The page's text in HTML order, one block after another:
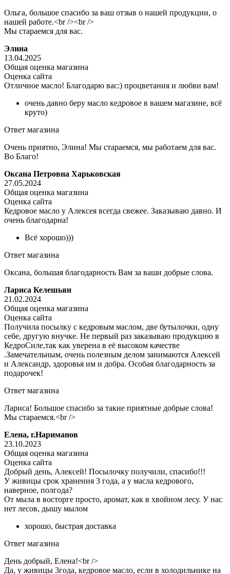
Ольга, большое спасибо за ваш отзыв о нашей продукции, о
нашей работе.<br /><br />
Мы стараемся для вас.
Элина
13.04.2025
Общая оценка магазина
Оценка сайта
Отличное масло! Благодарю вас:) процветания и любви вам!
очень давно беру масло кедровое в вашем магазине, всё
круто)
Ответ магазина
Очень приятно, Элина! Мы стараемся, мы работаем для вас.
Во Благо!
Оксана Петровна Харьковская
27.05.2024
Общая оценка магазина
Оценка сайта
Кедровое масло у Алексея всегда свежее. Заказываю давно. И
очень благодарна!
Всё хорошо)))
Ответ магазина
Оксана, большая благодарность Вам за ваши добрые слова.
Лариса Келешьян
21.02.2024
Общая оценка магазина
Оценка сайта
Получила посылку с кедровым маслом, две бутылочки, одну
себе, другую внучке. Не первый раз заказываю продукцию в
КедроСиле,так как уверена в её высоком качестве
.Замечательным, очень полезным делом занимаются Алексей
и Александр, здоровья им и добра. Особая благодарность за
подарочек!
Ответ магазина
Лариса! Большое спасибо за такие приятные добрые слова!
Мы стараемся.<br />
Елена, г.Нариманов
23.10.2023
Общая оценка магазина
Оценка сайта
Добрый день, Алексей! Посылочку получили, спасибо!!!
У живицы срок хранения 3 года, а у масла кедрового,
наверное, полгода?
От мыла в восторге просто, аромат, как в хвойном лесу. У нас
нет лесов, дышу мылом
хорошо, быстрая доставка
Ответ магазина
День добрый, Елена!<br />
Да, у живицы 3года, кедровое масло, если в холодильнике на